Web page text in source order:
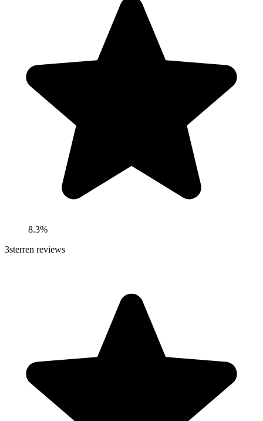
8.3%
3sterren reviews